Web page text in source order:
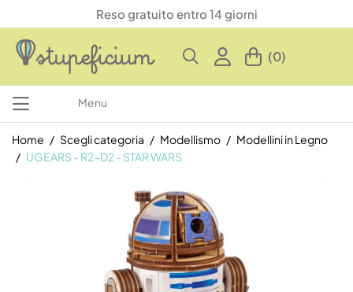
Reso gratuito entro 14 giorni
(0)
Menu
Home Scegli categoria Modellismo
Modellini in Legno
UGEARS - R2-D2 - STAR WARS